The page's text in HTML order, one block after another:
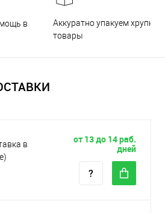
в
Аккуратно упакуем хрупкие
товары
в
от 13 до 14 раб.
дней